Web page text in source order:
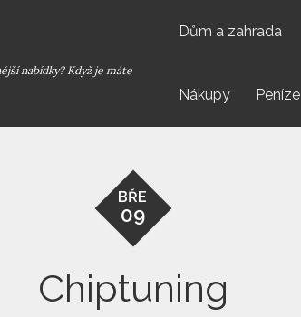
nabídky? Když je máte
Dům a zahrada
Nákupy Peníze
BŘE
09
Chiptuning